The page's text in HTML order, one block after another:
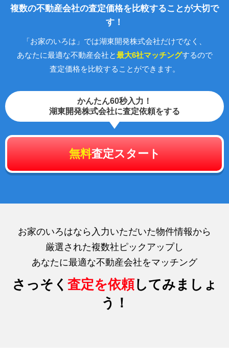
複数の不動産会社の査定価格を比較することが大切で
す！
「お家のいろは」では湖東開発株式会社だけでなく、
あなたに最適な不動産会社と最大6社マッチングするので
査定価格を比較することができます。
かんたん60秒入力！
湖東開発株式会社に査定依頼をする
無料査定スタート
お家のいろはなら入力いただいた物件情報から
厳選された複数社ピックアップし
あなたに最適な不動産会社をマッチング
さっそく 査定を依頼してみましょ
う！